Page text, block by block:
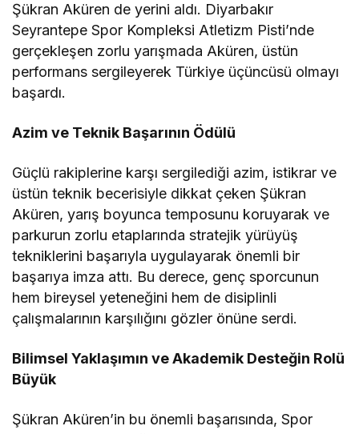
Şükran Aküren de yerini aldı. Diyarbakır
Seyrantepe Spor Kompleksi Atletizm Pisti’nde
gerçekleşen zorlu yarışmada Aküren, üstün
performans sergileyerek Türkiye üçüncüsü olmayı
başardı.
Azim ve Teknik Başarının Ödülü
Güçlü rakiplerine karşı sergilediği azim, istikrar ve
üstün teknik becerisiyle dikkat çeken Şükran
Aküren, yarış boyunca temposunu koruyarak ve
parkurun zorlu etaplarında stratejik yürüyüş
tekniklerini başarıyla uygulayarak önemli bir
başarıya imza attı. Bu derece, genç sporcunun
hem bireysel yeteneğini hem de disiplinli
çalışmalarının karşılığını gözler önüne serdi.
Bilimsel Yaklaşımın ve Akademik Desteğin Rolü
Büyük
Şükran Aküren’in bu önemli başarısında, Spor